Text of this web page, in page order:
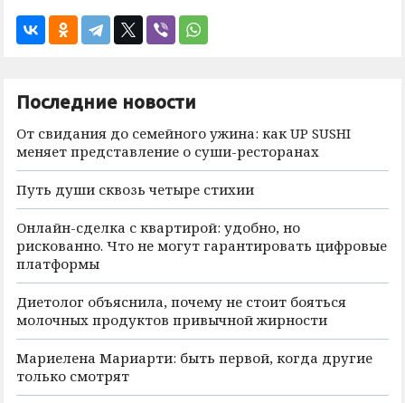
Последние новости
От свидания до семейного ужина: как UP SUSHI
меняет представление о суши-ресторанах
Путь души сквозь четыре стихии
Онлайн-сделка с квартирой: удобно, но
рискованно. Что не могут гарантировать цифровые
платформы
Диетолог объяснила, почему не стоит бояться
молочных продуктов привычной жирности
Мариелена Мариарти: быть первой, когда другие
только смотрят